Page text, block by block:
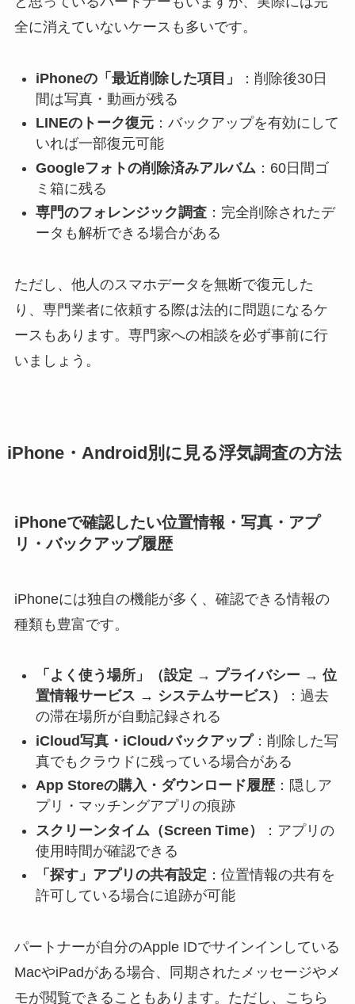
全に消えていないケースも多いです。
iPhoneの「最近削除した項目」
：削除後30日
間は写真・動画が残る
LINEのトーク復元：バックアップを有効にして
いれば一部復元可能
Googleフォトの削除済みアルバム ：60日間ゴ
ミ箱に残る
専門のフォレンジック調査：完全削除されたデ
ータも解析できる場合がある
ただし、他人のスマホデータを無断で復元した
り、専門業者に依頼する際は法的に問題になるケ
ースもあります。専門家への相談を必ず事前に行
いましょう。
iPhone・Android別に見る浮気調査の方法
iPhoneで確認したい位置情報・写真・アプ
リ・バックアップ履歴
iPhoneには独自の機能が多く、確認できる情報の
種類も豊富です。
「よく使う場所」（設定 → プライバシー → 位
置情報サービス → システムサービス）
：過去
の滞在場所が自動記録される
iCloud写真・iCloudバックアップ：削除した写
真でもクラウドに残っている場合がある
App Storeの購入・ダウンロード履歴：隠しア
プリ・マッチングアプリの痕跡
スクリーンタイム（Screen Time）
：アプリの
使用時間が確認できる
「探す」アプリの共有設定 ：位置情報の共有を
許可している場合に追跡が可能
パートナーが自分のApple IDでサインインしている
MacやiPadがある場合、同期されたメッセージやメ
モが閲覧できることもあります。ただし、こちら